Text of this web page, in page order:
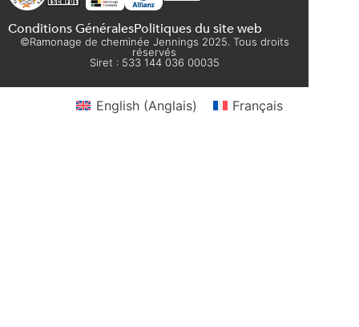
Conditions GénéralesPolitiques du site web
©Ramonage de cheminée Jennings 2025. Tous droits
réservés
Siret : 533 144 036 00035
English(Anglais) Français